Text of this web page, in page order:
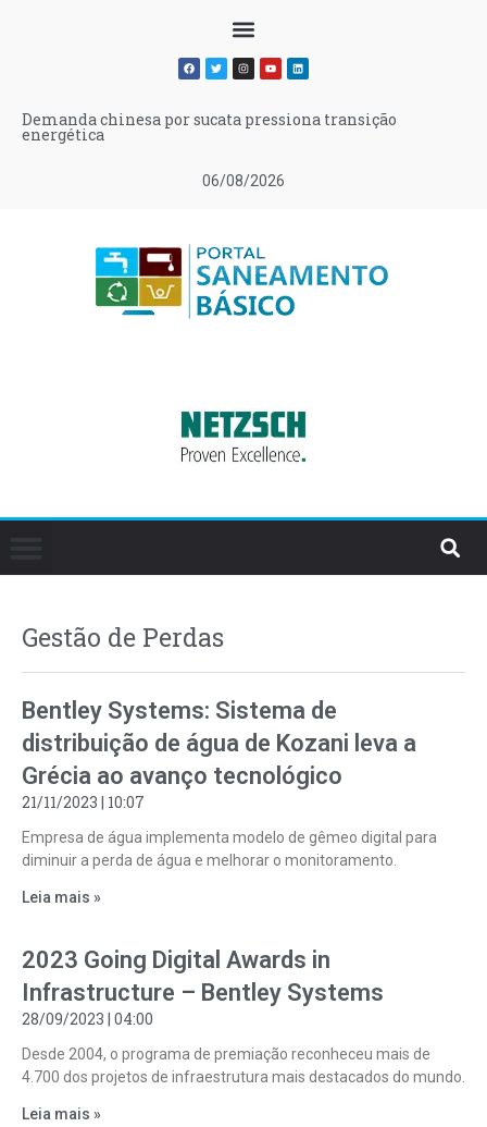
06/08/2026
Demanda chinesa por sucata pressiona transição
energética
Gestão de Perdas
Bentley Systems: Sistema de
distribuição de água de Kozani leva a
Grécia ao avanço tecnológico
21/11/2023 10:07
Empresa de água implementa modelo de gêmeo digital para
diminuir a perda de água e melhorar o monitoramento.
Leia mais »
2023 Going Digital Awards in
Infrastructure – Bentley Systems
28/09/2023 04:00
Desde 2004, o programa de premiação reconheceu mais de
4.700 dos projetos de infraestrutura mais destacados do mundo.
Leia mais »